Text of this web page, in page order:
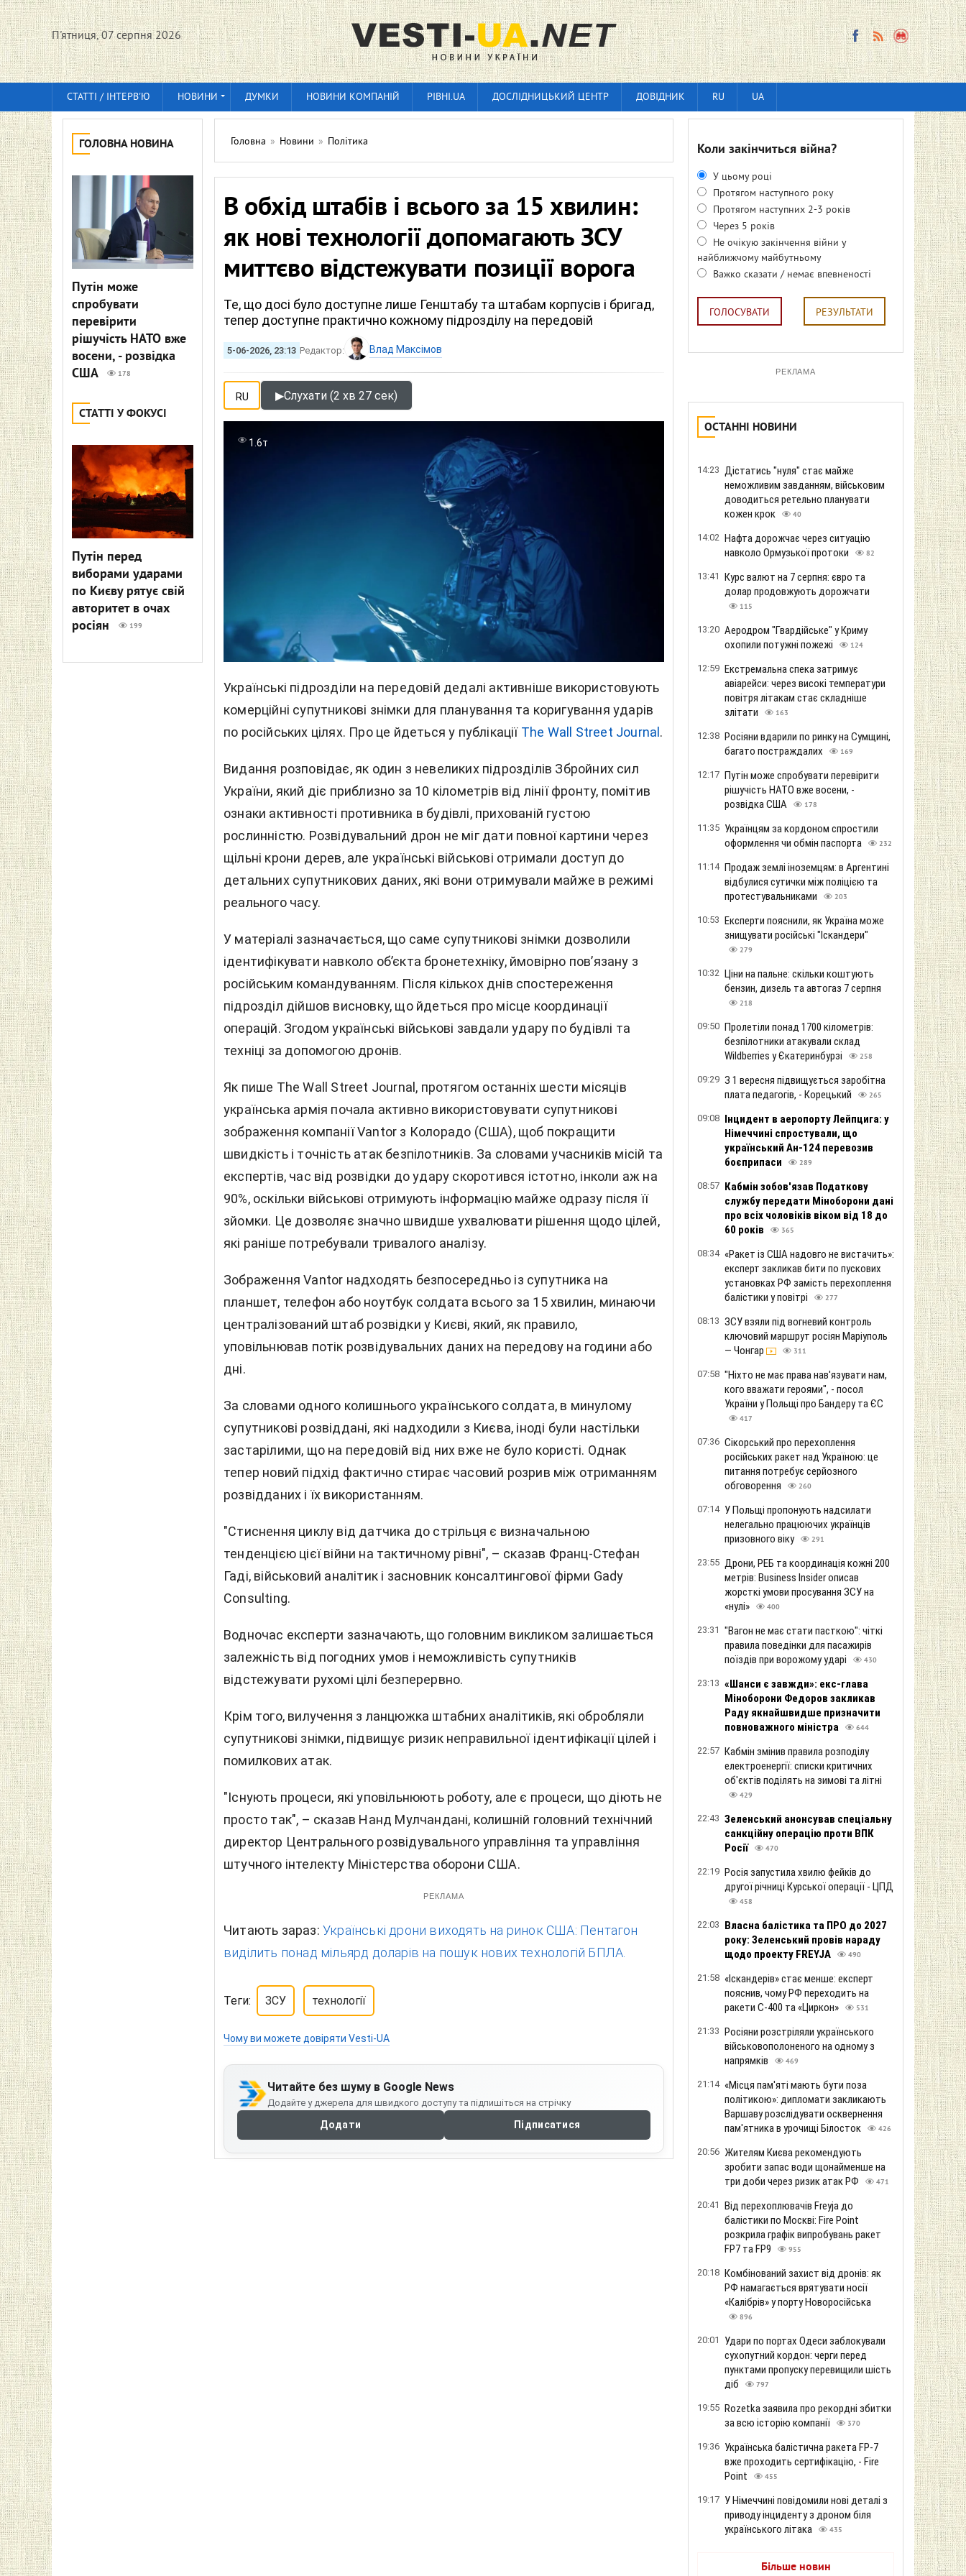
П'ятниця, 07 серпня 2026
СТАТТІ / ІНТЕРВ'Ю НОВИНИ ДУМКИ НОВИНИ КОМПАНІЙ РІВНІ.UA ДОСЛІДНИЦЬКИЙ ЦЕНТР ДОВІДНИК RU UA
ГОЛОВНА НОВИНА
Путін може
спробувати
перевірити
рішучість НАТО вже
восени, - розвідка
США
178
СТАТТІ У ФОКУСІ
Путін перед
виборами ударами
по Києву рятує свій
авторитет в очах
росіян
199
Головна » Новини » Політика
В обхід штабів і всього за 15 хвилин:
як нові технології допомагають ЗСУ
миттєво відстежувати позиції ворога
Те, що досі було доступне лише Генштабу та штабам корпусів і бригад,
тепер доступне практично кожному підрозділу на передовій
5-06-2026, 23:13 Редактор: Влад Максімов
RU ▶Слухати (2 хв 27 сек)
1.6т
Українські підрозділи на передовій дедалі активніше використовують
комерційні супутникові знімки для планування та коригування ударів
по російських цілях. Про це йдеться у публікації The Wall Street Journal .
Видання розповідає, як один з невеликих підрозділів Збройних сил
України, який діє приблизно за 10 кілометрів від лінії фронту, помітив
ознаки активності противника в будівлі, прихованій густою
рослинністю. Розвідувальний дрон не міг дати повної картини через
щільні крони дерев, але українські військові отримали доступ до
детальних супутникових даних, які вони отримували майже в режимі
реального часу.
У матеріалі зазначається, що саме супутникові знімки дозволили
ідентифікувати навколо об’єкта бронетехніку, ймовірно пов’язану з
російським командуванням. Після кількох днів спостереження
підрозділ дійшов висновку, що йдеться про місце координації
операцій. Згодом українські військові завдали удару по будівлі та
техніці за допомогою дронів.
Як пише The Wall Street Journal, протягом останніх шести місяців
українська армія почала активно використовувати супутникові
зображення компанії Vantor з Колорадо (США), щоб покращити
швидкість і точність атак безпілотників. За словами учасників місій та
експертів, час від розвідки до удару скоротився істотно, інколи аж на
90%, оскільки військові отримують інформацію майже одразу після її
зйомки. Це дозволяє значно швидше ухвалювати рішення щодо цілей,
які раніше потребували тривалого аналізу.
Зображення Vantor надходять безпосередньо із супутника на
планшет, телефон або ноутбук солдата всього за 15 хвилин, минаючи
централізований штаб розвідки у Києві, який, як правило,
уповільнював потік розвідувальних даних на передову на години або
дні.
За словами одного колишнього українського солдата, в минулому
супутникові розвіддані, які надходили з Києва, іноді були настільки
застарілими, що на передовій від них вже не було користі. Однак
тепер новий підхід фактично стирає часовий розрив між отриманням
розвідданих і їх використанням.
"Стиснення циклу від датчика до стрільця є визначальною
тенденцією цієї війни на тактичному рівні", – сказав Франц-Стефан
Гаді, військовий аналітик і засновник консалтингової фірми Gady
Consulting.
Водночас експерти зазначають, що головним викликом залишається
залежність від погодних умов і неможливість супутників
відстежувати рухомі цілі безперервно.
Крім того, вилучення з ланцюжка штабних аналітиків, які обробляли
супутникові знімки, підвищує ризик неправильної ідентифікації цілей і
помилкових атак.
"Існують процеси, які уповільнюють роботу, але є процеси, що діють не
просто так", – сказав Нанд Мулчандані, колишній головний технічний
директор Центрального розвідувального управління та управління
штучного інтелекту Міністерства оборони США.
РЕКЛАМА
Читають зараз: Українські дрони виходять на ринок США: Пентагон
виділить понад мільярд доларів на пошук нових технологій БПЛА.
Теги: ЗСУ технології
Чому ви можете довіряти Vesti-UA
Читайте без шуму в Google News
Додайте у джерела для швидкого доступу та підпишіться на стрічку
Додати Підписатися
Коли закінчиться війна?
У цьому році
Протягом наступного року
Протягом наступних 2-3 років
Через 5 років
Не очікую закінчення війни у
найближчому майбутньому
Важко сказати / немає впевненості
ГОЛОСУВАТИ РЕЗУЛЬТАТИ
РЕКЛАМА
ОСТАННІ НОВИНИ
14:23 Дістатись "нуля" стає майже
неможливим завданням, військовим
доводиться ретельно планувати
кожен крок
40
14:02 Нафта дорожчає через ситуацію
навколо Ормузької протоки
82
13:41 Курс валют на 7 серпня: євро та
долар продовжують дорожчати
115
13:20 Аеродром "Гвардійське" у Криму
охопили потужні пожежі
124
12:59 Екстремальна спека затримує
авіарейси: через високі температури
повітря літакам стає складніше
злітати
163
12:38 Росіяни вдарили по ринку на Сумщині,
багато постраждалих
169
12:17 Путін може спробувати перевірити
рішучість НАТО вже восени, -
розвідка США
178
11:35 Українцям за кордоном спростили
оформлення чи обмін паспорта
232
11:14 Продаж землі іноземцям: в Аргентині
відбулися сутички між поліцією та
протестувальниками
203
10:53 Експерти пояснили, як Україна може
знищувати російські "Іскандери"
279
10:32 Ціни на пальне: скільки коштують
бензин, дизель та автогаз 7 серпня
218
09:50 Пролетіли понад 1700 кілометрів:
безпілотники атакували склад
Wildberries у Єкатеринбурзі
258
09:29 З 1 вересня підвищується заробітна
плата педагогів, - Корецький
265
09:08 Інцидент в аеропорту Лейпцига: у
Німеччині спростували, що
український Ан-124 перевозив
боєприпаси
289
08:57 Кабмін зобов'язав Податкову
службу передати Міноборони дані
про всіх чоловіків віком від 18 до
60 років
365
08:34 «Ракет із США надовго не вистачить»:
експерт закликав бити по пускових
установках РФ замість перехоплення
балістики у повітрі
277
08:13 ЗСУ взяли під вогневий контроль
ключовий маршрут росіян Маріуполь
— Чонгар
311
07:58 "Ніхто не має права нав'язувати нам,
кого вважати героями", - посол
України у Польщі про Бандеру та ЄС
417
07:36 Сікорський про перехоплення
російських ракет над Україною: це
питання потребує серйозного
обговорення
260
07:14 У Польщі пропонують надсилати
нелегально працюючих українців
призовного віку
291
23:55 Дрони, РЕБ та координація кожні 200
метрів: Business Insider описав
жорсткі умови просування ЗСУ на
«нулі»
400
23:31 "Вагон не має стати пасткою": чіткі
правила поведінки для пасажирів
поїздів при ворожому ударі
430
23:13 «Шанси є завжди»: екс-глава
Міноборони Федоров закликав
Раду якнайшвидше призначити
повноважного міністра
644
22:57 Кабмін змінив правила розподілу
електроенергії: списки критичних
об'єктів поділять на зимові та літні
429
22:43 Зеленський анонсував спеціальну
санкційну операцію проти ВПК
Росії
470
22:19 Росія запустила хвилю фейків до
другої річниці Курської операції - ЦПД
458
22:03 Власна балістика та ПРО до 2027
року: Зеленський провів нараду
щодо проекту FREYJA
490
21:58 «Іскандерів» стає менше: експерт
пояснив, чому РФ переходить на
ракети С-400 та «Циркон»
531
21:33 Росіяни розстріляли українського
військовополоненого на одному з
напрямків
469
21:14 «Місця пам'яті мають бути поза
політикою»: дипломати закликають
Варшаву розслідувати осквернення
пам'ятника в урочищі Білосток
426
20:56 Жителям Києва рекомендують
зробити запас води щонайменше на
три доби через ризик атак РФ
471
20:41 Від перехоплювачів Freyja до
балістики по Москві: Fire Point
розкрила графік випробувань ракет
FP7 та FP9
955
20:18 Комбінований захист від дронів: як
РФ намагається врятувати носії
«Калібрів» у порту Новоросійська
896
20:01
Удари по портах Одеси заблокували
сухопутний кордон: черги перед
пунктами пропуску перевищили шість
діб
797
19:55 Rozetka заявила про рекордні збитки
за всю історію компанії
370
19:36 Українська балістична ракета FP-7
вже проходить сертифікацію, - Fire
Point
455
19:17 У Німеччині повідомили нові деталі з
приводу інциденту з дроном біля
українського літака
435
Більше новин